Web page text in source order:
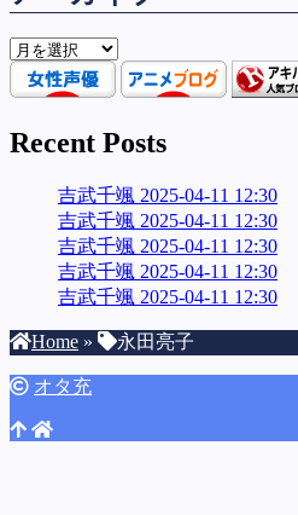
ア
ー
カ
ブ
Recent Posts
吉武千颯 2025-04-11 12:30
吉武千颯 2025-04-11 12:30
吉武千颯 2025-04-11 12:30
吉武千颯 2025-04-11 12:30
吉武千颯 2025-04-11 12:30
Home » 永田亮子
オタ充